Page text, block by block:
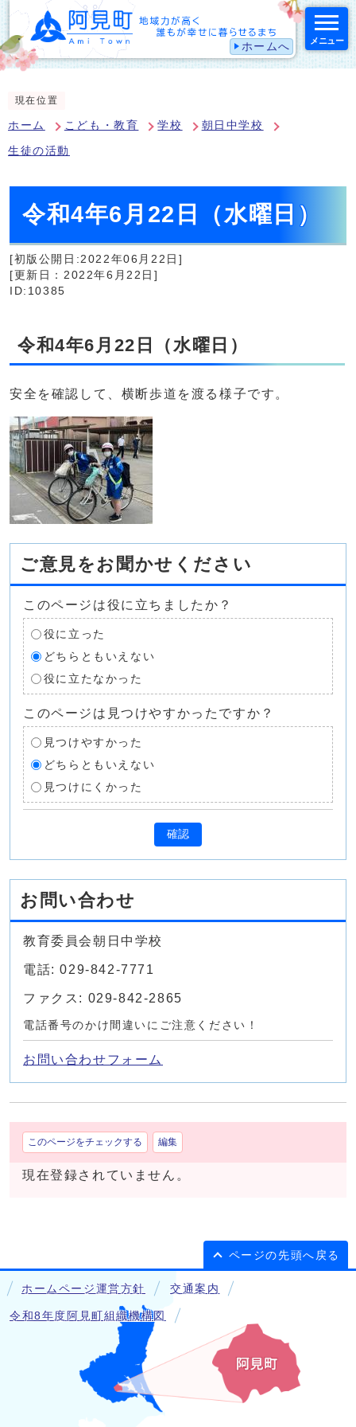
ホームへ メニュー
現在位置
ホーム こども・教育 学校 朝日中学校
生徒の活動
令和4年6月22日（水曜日）
[初版公開日:2022年06月22日]
[更新日：2022年6月22日]
ID:10385
令和4年6月22日（水曜日）
安全を確認して、横断歩道を渡る様子です。
ご意見をお聞かせください
このページは役に立ちましたか？
役に立った
どちらともいえない
役に立たなかった
このページは見つけやすかったですか？
見つけやすかった
どちらともいえない
見つけにくかった
確認
お問い合わせ
教育委員会朝日中学校
電話: 029-842-7771
ファクス: 029-842-2865
電話番号のかけ間違いにご注意ください！
お問い合わせフォーム
このページをチェックする 編集
現在登録されていません。
ページの先頭へ戻る
ホームページ運営方針 交通案内
令和8年度阿見町組織機構図